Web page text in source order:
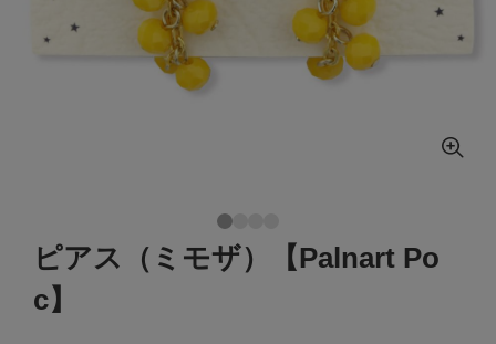
ピアス（ミモザ）【Palnart Po
c】